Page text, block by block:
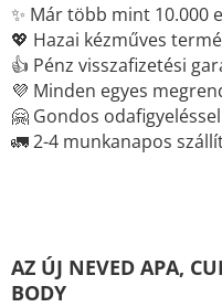
✨ Már több mint 10.000
💖 Hazai kézműves
👍 Pénz visszafizetési
💜 Minden egyes
🤗 Gondos
🚛 2-4 munkanapos
AZ ÚJ NEVED APA,
BODY